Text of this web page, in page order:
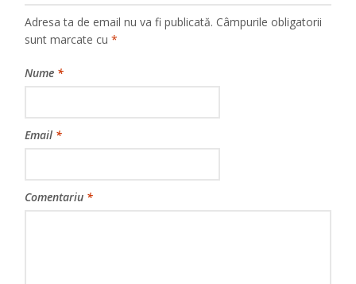
Adresa ta de email nu va fi publicată. Câmpurile obligatorii
sunt marcate cu*
Nume *
Email *
Comentariu *